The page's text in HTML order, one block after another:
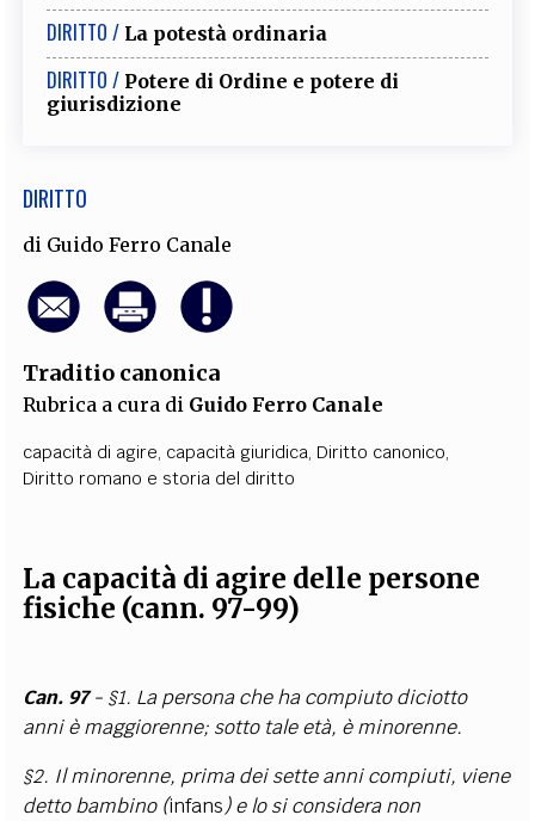
DIRITTO / La potestà ordinaria
DIRITTO / Potere di Ordine e potere di
giurisdizione
DIRITTO
di Guido Ferro Canale
Traditio canonica
Rubrica a cura di Guido Ferro Canale
capacità di agire, capacità giuridica, Diritto canonico,
Diritto romano e storia del diritto
La capacità di agire delle persone
fisiche (cann. 97-99)
Can. 97- §1. La persona che ha compiuto diciotto
anni è maggiorenne; sotto tale età, è minorenne.
§2. Il minorenne, prima dei sette anni compiuti, viene
detto bambino (infans) e lo si considera non